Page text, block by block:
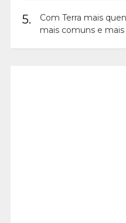
5.
Com Terra mais
mais comuns e